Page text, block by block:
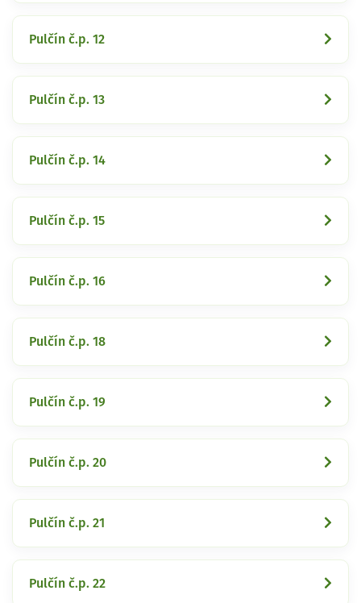
Pulčín č.p. 12
Pulčín č.p. 13
Pulčín č.p. 14
Pulčín č.p. 15
Pulčín č.p. 16
Pulčín č.p. 18
Pulčín č.p. 19
Pulčín č.p. 20
Pulčín č.p. 21
Pulčín č.p. 22